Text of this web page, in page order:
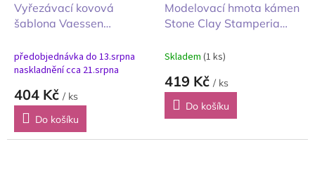
Vyřezávací kovová
šablona Vaessen
Calendar Box 14 ks
Adventní kalendářová
krabička
předobjednávka do 13.srpna
naskladnění cca 21.srpna
404 Kč / ks
Do košíku
Modelovací hmota kámen
Stone Clay Stamperia
sada
Skladem (1 ks)
419 Kč / ks
Do košíku